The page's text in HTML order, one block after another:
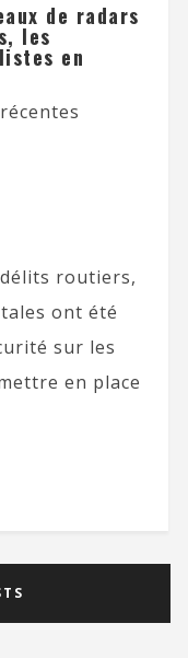
de radars
les
en
routiers,
ont été
sur les
en place